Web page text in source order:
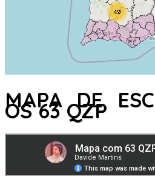
MAPA DE
OS 63 QZP